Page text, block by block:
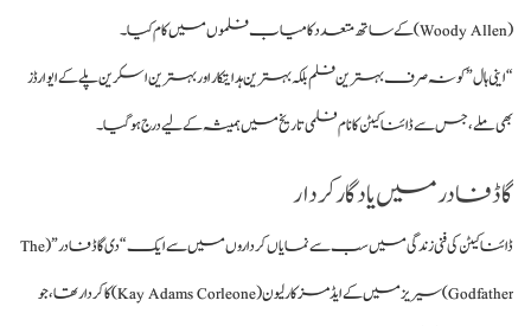
(Woody Allen) کے ساتھ متعدد کامیاب فلموں میں کام کیا۔
“اینی ہال” کو نہ صرف بہترین فلم بلکہ بہترین ہدایتکار اور بہترین اسکرین پلے کے ایوارڈز
بھی ملے، جس سے ڈائنا کیٹن کا نام فلمی تاریخ میں ہمیشہ کے لیے درج ہو گیا۔
گاڈ فادر میں یادگار کردار
ڈائنا کیٹن کی فنی زندگی میں سب سے نمایاں کرداروں میں سے ایک “دی گاڈ فادر” (The
Godfather) سیریز میں کے ایڈمز کارلیون (Kay Adams Corleone) کا کردار تھا، جو